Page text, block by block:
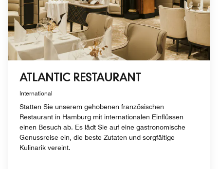
ATLANTIC RESTAURANT
International
Statten Sie unserem gehobenen französischen
Restaurant in Hamburg mit internationalen Einflüssen
einen Besuch ab. Es lädt Sie auf eine gastronomische
Genussreise ein, die beste Zutaten und sorgfältige
Kulinarik vereint.